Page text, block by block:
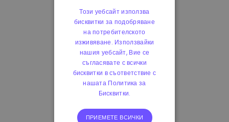
Този уебсайт използва
бисквитки за подобряване
на потребителското
изживяване. Използвайки
нашия уебсайт, Вие се
съгласявате с всички
бисквитки в съответствие с
нашата Политика за
Бисквитки.
ПРИЕМЕТЕ ВСИЧКИ